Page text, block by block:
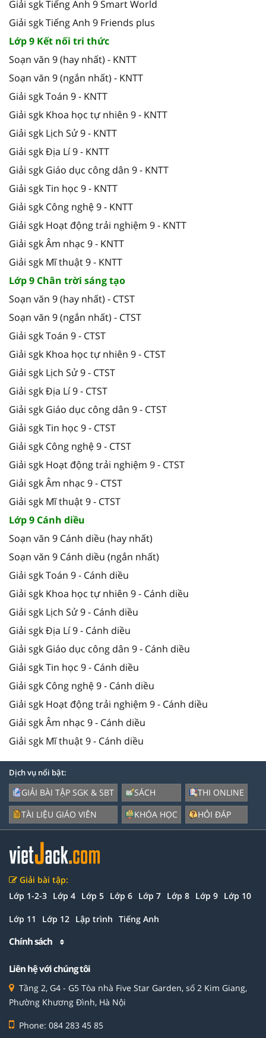
Giải sgk Tiếng Anh 9 Smart World
Giải sgk Tiếng Anh 9 Friends plus
Lớp 9 Kết nối tri thức
Soạn văn 9 (hay nhất) - KNTT
Soạn văn 9 (ngắn nhất) - KNTT
Giải sgk Toán 9 - KNTT
Giải sgk Khoa học tự nhiên 9 - KNTT
Giải sgk Lịch Sử 9 - KNTT
Giải sgk Địa Lí 9 - KNTT
Giải sgk Giáo dục công dân 9 - KNTT
Giải sgk Tin học 9 - KNTT
Giải sgk Công nghệ 9 - KNTT
Giải sgk Hoạt động trải nghiệm 9 - KNTT
Giải sgk Âm nhạc 9 - KNTT
Giải sgk Mĩ thuật 9 - KNTT
Lớp 9 Chân trời sáng tạo
Soạn văn 9 (hay nhất) - CTST
Soạn văn 9 (ngắn nhất) - CTST
Giải sgk Toán 9 - CTST
Giải sgk Khoa học tự nhiên 9 - CTST
Giải sgk Lịch Sử 9 - CTST
Giải sgk Địa Lí 9 - CTST
Giải sgk Giáo dục công dân 9 - CTST
Giải sgk Tin học 9 - CTST
Giải sgk Công nghệ 9 - CTST
Giải sgk Hoạt động trải nghiệm 9 - CTST
Giải sgk Âm nhạc 9 - CTST
Giải sgk Mĩ thuật 9 - CTST
Lớp 9 Cánh diều
Soạn văn 9 Cánh diều (hay nhất)
Soạn văn 9 Cánh diều (ngắn nhất)
Giải sgk Toán 9 - Cánh diều
Giải sgk Khoa học tự nhiên 9 - Cánh diều
Giải sgk Lịch Sử 9 - Cánh diều
Giải sgk Địa Lí 9 - Cánh diều
Giải sgk Giáo dục công dân 9 - Cánh diều
Giải sgk Tin học 9 - Cánh diều
Giải sgk Công nghệ 9 - Cánh diều
Giải sgk Hoạt động trải nghiệm 9 - Cánh diều
Giải sgk Âm nhạc 9 - Cánh diều
Giải sgk Mĩ thuật 9 - Cánh diều
Dịch vụ nổi bật:
GIẢI BÀI TẬP SGK & SBT
TÀI LIỆU GIÁO VIÊN
SÁCH
KHÓA HỌC
THI ONLINE
HỎI ĐÁP
Giải bài tập:
Lớp 1-2-3 Lớp 4 Lớp 5 Lớp 6 Lớp 7 Lớp 8 Lớp 9 Lớp 10
Lớp 11 Lớp 12 Lập trình Tiếng Anh
Chính sách
Liên hệ với chúng tôi
Tầng 2, G4 - G5 Tòa nhà Five Star Garden, số 2 Kim Giang,
Phường Khương Đình, Hà Nội
Phone: 084 283 45 85